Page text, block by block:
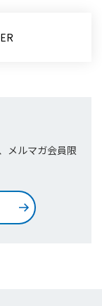
メルマガ会員限